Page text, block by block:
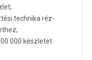
technika réz-
000 készletet